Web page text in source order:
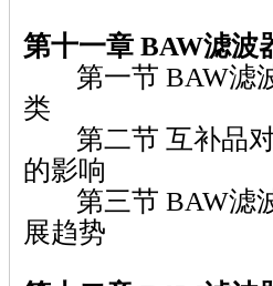
第十一章 BAW滤波
第一节 BAW滤波
类
第二节 互补品对
的影响
第三节 BAW滤波
展趋势